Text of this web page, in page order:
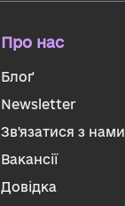
Про нас
Блоґ
Newsletter
Зв'язатися з нами
Вакансії
Довідка